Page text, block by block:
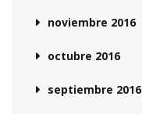
noviembre 2016
octubre 2016
septiembre 2016